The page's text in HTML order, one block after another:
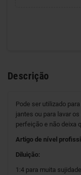
Descrição
Pode ser utilizado
jantes ou para lavar
perfeição e não deixa
Artigo de nível
Diluição:
1:4 para muita sujidade